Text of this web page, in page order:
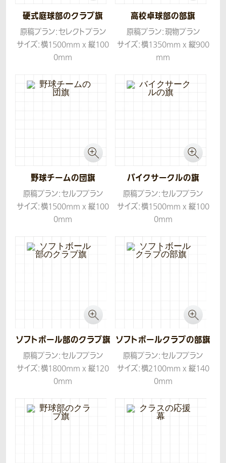
硬式庭球部のクラブ旗
原稿プラン：セレクトプラン
サイズ：横1500mm x 縦100
0mm
高校卓球部の部旗
原稿プラン：現物プラン
サイズ：横1350mm x 縦900
mm
野球チームの団旗
原稿プラン：セルフプラン
サイズ：横1500mm x 縦100
0mm
バイクサークルの旗
原稿プラン：セルフプラン
サイズ：横1500mm x 縦100
0mm
ソフトボール部のクラブ旗
原稿プラン：セルフプラン
サイズ：横1800mm x 縦120
0mm
ソフトボールクラブの部旗
原稿プラン：セルフプラン
サイズ：横2100mm x 縦140
0mm